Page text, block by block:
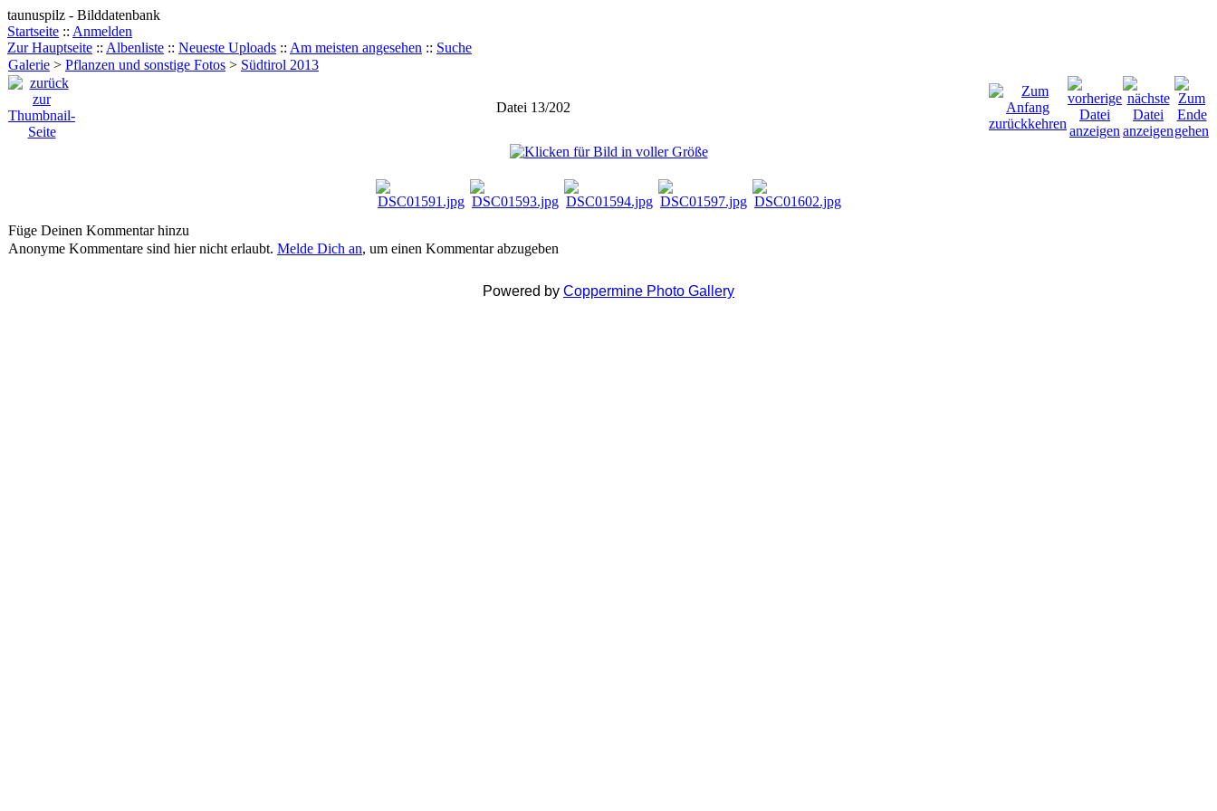
taunuspilz - Bilddatenbank
Startseite :: Anmelden
Zur Hauptseite :: Albenliste :: Neueste Uploads :: Am meisten angesehen :: Suche
Galerie > Pflanzen und sonstige Fotos > Südtirol 2013
Datei 13/202
Füge Deinen Kommentar hinzu
Anonyme Kommentare sind hier nicht erlaubt. Melde Dich an, um einen Kommentar abzugeben
Powered by Coppermine Photo Gallery